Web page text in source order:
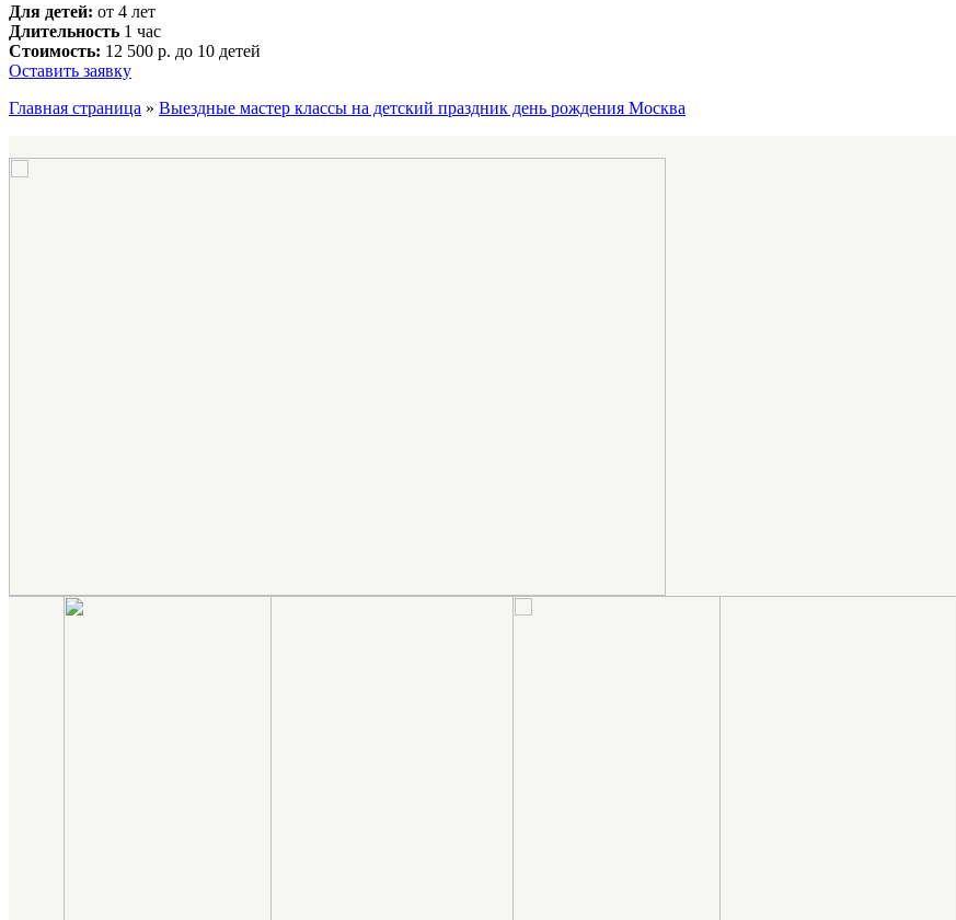
Для детей: от 4 лет
Длительность 1 час
Стоимость: 12 500 р. до 10 детей
Оставить заявку
Главная страница » Выездные мастер классы на детский праздник день рождения Москва